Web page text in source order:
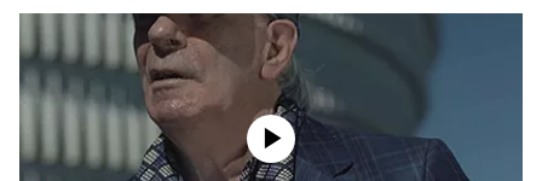
Baloncesto
Ciclismo